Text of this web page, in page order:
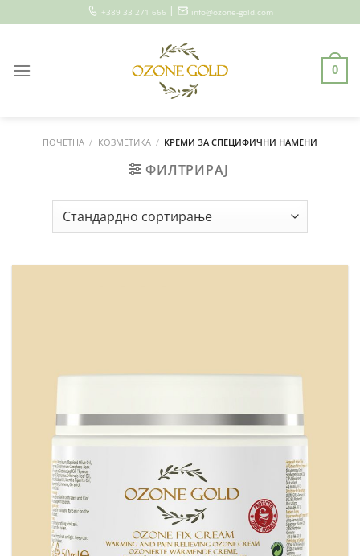
to
+389 33 271 666 | info@ozone-gold.com
0
ПОЧЕТНА / КОЗМЕТИКА / КРЕМИ ЗА СПЕЦИФИЧНИ НАМЕНИ
ФИЛТРИРАЈ